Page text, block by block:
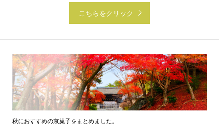
こちらをクリック
秋におすすめの京菓子をまとめました。